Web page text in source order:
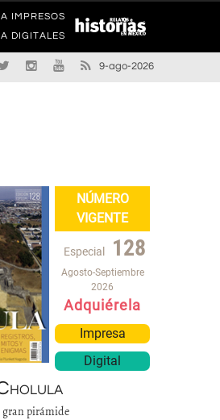
IMPRESOS
DIGITALES
9-ago-2026
NÚMERO
VIGENTE
Especial 128
Agosto-Septiembre
2026
Adquiérela
Impresa
Digital
gran pirámide